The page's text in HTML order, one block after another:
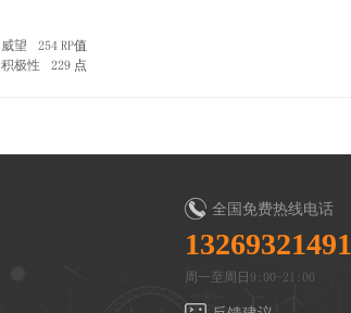
威望
254 RP值
积极性 229 点
全国免费热线电话
13269321491
周一至周日9:00-21:00